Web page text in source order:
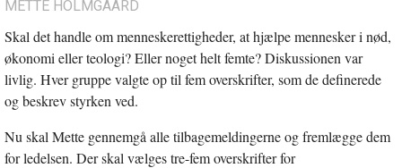
METTE HOLMGAARD
Skal det handle om menneskerettigheder, at hjælpe mennesker i nød,
økonomi eller teologi? Eller noget helt femte? Diskussionen var
livlig. Hver gruppe valgte op til fem overskrifter, som de definerede
og beskrev styrken ved.
Nu skal Mette gennemgå alle tilbagemeldingerne og fremlægge dem
for ledelsen. Der skal vælges tre-fem overskrifter for